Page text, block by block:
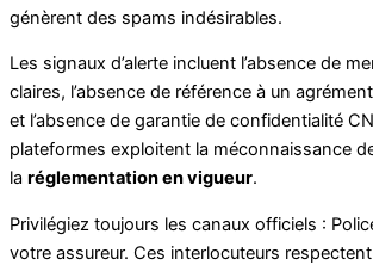
génèrent des spams indésirables.
Les signaux d’alerte incluent l’absence de
claires, l’absence de référence à un
et l’absence de garantie de confidentialité
plateformes exploitent la méconnaissance
la réglementation en vigueur.
Privilégiez toujours les canaux officiels :
votre assureur. Ces interlocuteurs